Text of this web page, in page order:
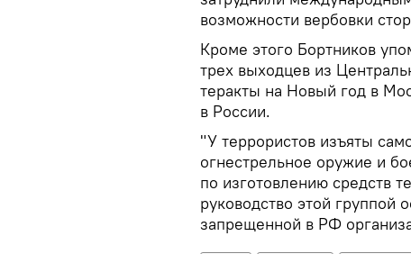
возможности вербовки
Кроме этого Бортников
трех выходцев из
теракты на Новый год в
в России.
"У террористов изъяты
огнестрельное оружие и
по изготовлению средств
руководство этой группой
запрещенной в РФ